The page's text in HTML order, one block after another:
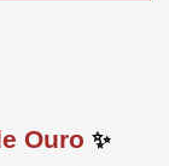
Ouro ✨